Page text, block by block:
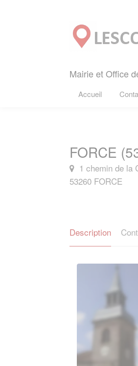
Mairie et Office
Accueil
FORCE
1 chemin de la
53260 FORCE
Description